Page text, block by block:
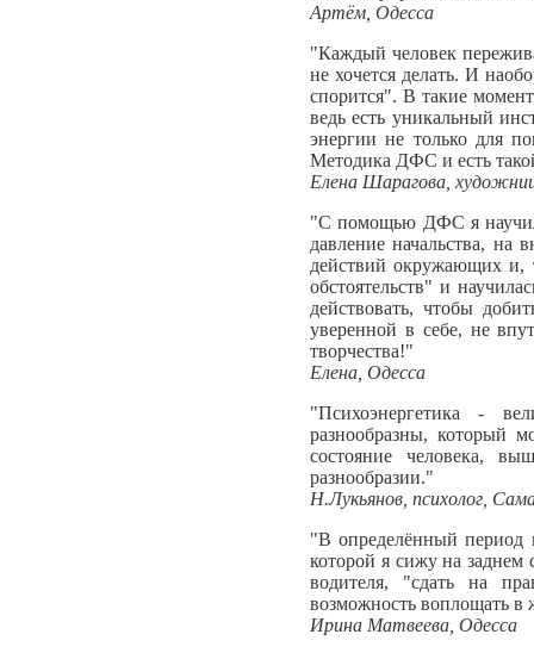
Артём, Одесса
"Каждый человек
не хочется делать. И
спорится". В такие
ведь есть уникальный
энергии не только для
Методика ДФС и есть
Елена Шарагова,
"С помощью ДФС я
давление начальства, на
действий окружающих и,
обстоятельств" и
действовать, чтобы
уверенной в себе, не
творчества!"
Елена, Одесса
"Психоэнергетика -
разнообразны, который
состояние человека,
разнообразии."
Н.Лукьянов, психолог,
"В определённый период
которой я сижу на
водителя, "сдать на
возможность воплощать
Ирина Матвеева, Одесса